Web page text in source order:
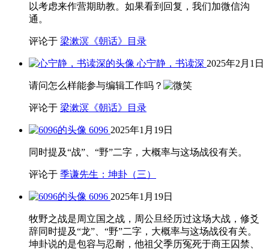
以考虑来作营期助教。如果看到回复，我们加微信沟
通。
评论于 梁漱溟《朝话》目录
心宁静，书读深 2025年2月1日
请问怎么样能参与编辑工作吗？
评论于 梁漱溟《朝话》目录
6096 2025年1月19日
同时提及“战”、“野”二字，大概率与这场战役有关。
评论于 季谦先生：坤卦（三）
6096 2025年1月19日
牧野之战是周立国之战，周公旦经历过这场大战，修爻
辞同时提及“龙”、“野”二字，大概率与这场战役有关。
坤卦说的是包容与忍耐，他祖父季历冤死于商王囚禁、